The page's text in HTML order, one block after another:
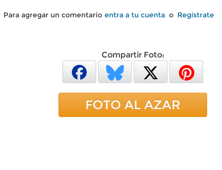
Para agregar un comentario entra a tu cuenta o Regístrate
Compartir Foto:
FOTO AL AZAR